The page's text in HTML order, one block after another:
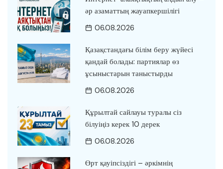
әр азаматтың жауапкершілігі
06.08.2026
Қазақстандағы білім беру жүйесі
қандай болады: партиялар өз
ұсыныстарын таныстырды
06.08.2026
Құрылтай сайлауы туралы сіз
білуіңіз керек 10 дерек
06.08.2026
Өрт қауіпсіздігі – әркімнің